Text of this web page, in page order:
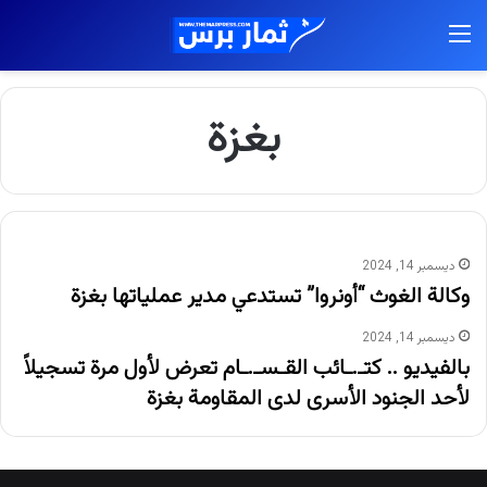
بغزة
ديسمبر 14, 2024
وكالة الغوث “أونروا” تستدعي مدير عملياتها بغزة
ديسمبر 14, 2024
بالفيديو .. كتـ.ـائب القـسـ.ـام تعرض لأول مرة تسجيلاً
لأحد الجنود الأسرى لدى المقاومة بغزة